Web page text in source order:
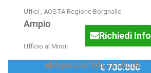
Uffici , AOSTA Regione Borgnalle
Ampio
Ufficio al Miroir
Richiedi Info
Agenzia:VALTITALIA
€ 700.000